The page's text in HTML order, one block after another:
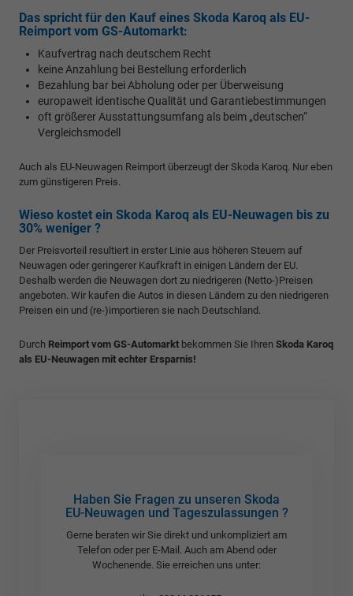
Das spricht für den Kauf eines Skoda Karoq als EU-
Reimport vom GS-Automarkt:
Kaufvertrag nach deutschem Recht
keine Anzahlung bei Bestellung erforderlich
Bezahlung bar bei Abholung oder per Überweisung
europaweit identische Qualität und Garantiebestimmungen
oft größerer Ausstattungsumfang als beim „deutschen“
Vergleichsmodell
Auch als EU-Neuwagen Reimport überzeugt der Skoda Karoq. Nur eben
zum günstigeren Preis.
Wieso kostet ein Skoda Karoq als EU-Neuwagen bis zu
30% weniger ?
Der Preisvorteil resultiert in erster Linie aus höheren Steuern auf
Neuwagen oder geringerer Kaufkraft in einigen Ländern der EU.
Deshalb werden die Neuwagen dort zu niedrigeren (Netto-)Preisen
angeboten. Wir kaufen die Autos in diesen Ländern zu den niedrigeren
Preisen ein und (re-)importieren sie nach Deutschland.
Durch Reimport vom GS-Automarkt bekommen Sie Ihren Skoda Karoq
als EU-Neuwagen mit echter Ersparnis!
Haben Sie Fragen zu unseren Skoda
EU-Neuwagen und Tageszulassungen ?
Gerne beraten wir Sie direkt und unkompliziert am
Telefon oder per E-Mail. Auch am Abend oder
Wochenende. Sie erreichen uns unter: